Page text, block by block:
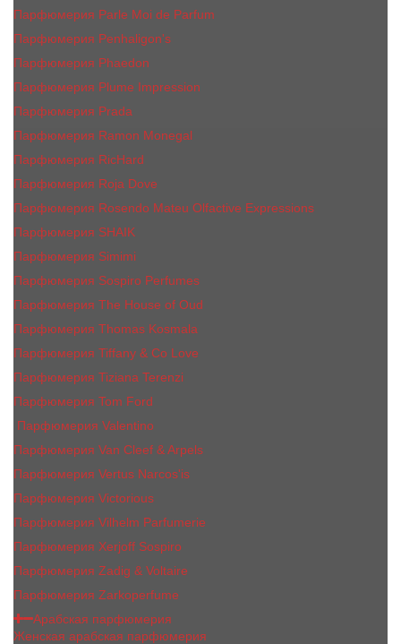
Парфюмерия Parle Moi de Parfum
Парфюмерия Penhaligon's
Парфюмерия Phaedon
Парфюмерия Plume Impression
Парфюмерия Prada
Парфюмерия Ramon Monegal
Парфюмерия RicHard
Парфюмерия Roja Dove
Парфюмерия Rosendo Mateu Olfactive Expressions
Парфюмерия SHAIK
Парфюмерия Simimi
Парфюмерия Sospiro Perfumes
Парфюмерия The House of Oud
Парфюмерия Thomas Kosmala
Парфюмерия Tiffany & Co Love
Парфюмерия Tiziana Terenzi
Парфюмерия Tom Ford
Парфюмерия Valentino
Парфюмерия Van Cleef & Arpels
Парфюмерия Vertus Narcos'is
Парфюмерия Victorious
Парфюмерия Vilhelm Parfumerie
Парфюмерия Xerjoff Sospiro
Парфюмерия Zadig & Voltaire
Парфюмерия Zarkoperfume
Арабская парфюмерия
Женская арабская парфюмерия